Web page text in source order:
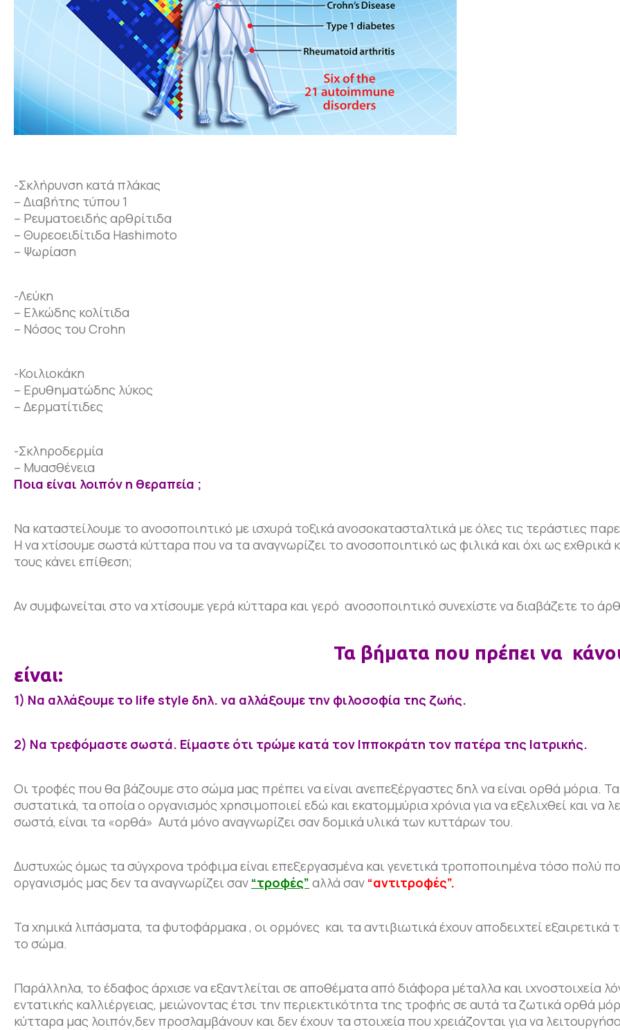
-Σκλήρυνση κατά πλάκας
– Διαβήτης τύπου 1
– Ρευματοειδής αρθρίτιδα
– Θυρεοειδίτιδα Hashimoto
– Ψωρίαση
-Λεύκη
– Ελκώδης κολίτιδα
– Νόσος του Crohn
-Κοιλιοκάκη
– Ερυθηματώδης λύκος
– Δερματίτιδες
-Σκληροδερμία
– Μυασθένεια
Ποια είναι λοιπόν η θεραπεία ;
Να καταστείλουμε το ανοσοποιητικό με ισχυρά τοξικά ανοσοκατασταλτικά με όλες τις τεράστιες
Η να χτίσουμε σωστά κύτταρα που να τα αναγνωρίζει το ανοσοποιητικό ως φιλικά και όχι ως εχθρικά
τους κάνει επίθεση;
Αν συμφωνείται στο να χτίσουμε γερά κύτταρα και γερό ανοσοποιητικό συνεχίστε να διαβάζετε το
Τα βήματα που πρέπει να
είναι:
1) Να αλλάξουμε το life style δηλ. να αλλάξουμε την φιλοσοφία της ζωής.
2) Να τρεφόμαστε σωστά. Είμαστε ότι τρώμε κατά τον Ιπποκράτη τον πατέρα της Ιατρικής.
Οι τροφές που θα βάζουμε στο σώμα μας πρέπει να είναι ανεπεξέργαστες δηλ να είναι ορθά μόρια.
συστατικά, τα οποία ο οργανισμός χρησιμοποιεί εδώ και εκατομμύρια χρόνια για να εξελιχθεί και να
σωστά, είναι τα «ορθά» Αυτά μόνο αναγνωρίζει σαν δομικά υλικά των κυττάρων του.
Δυστυχώς όμως τα σύγχρονα τρόφιμα είναι επεξεργασμένα και γενετικά τροποποιημένα τόσο πολύ
οργανισμός μας δεν τα αναγνωρίζει σαν “τροφές” αλλά σαν “αντιτροφές”.
Τα χημικά λιπάσματα, τα φυτοφάρμακα , οι ορμόνες και τα αντιβιωτικά έχουν αποδειχτεί εξαιρετικά
το σώμα.
Παράλληλα, το έδαφος άρχισε να εξαντλείται σε αποθέματα από διάφορα μέταλλα και ιχνοστοιχεία
εντατικής καλλιέργειας, μειώνοντας έτσι την περιεκτικότητα της τροφής σε αυτά τα ζωτικά ορθά
κύτταρα μας λοιπόν,δεν προσλαμβάνουν και δεν έχουν τα στοιχεία που χρειάζονται για να